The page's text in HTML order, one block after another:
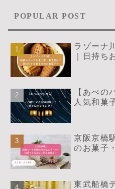
POPULAR POST
ラゾーナ
｜日持ち
【あべの
人気和菓
京阪京橋
のお菓子
東武船橋